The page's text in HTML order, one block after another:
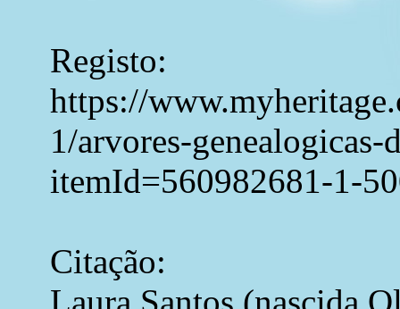
Registo:
https://
1/arvores-genealogicas-
itemId=560982681-1-
Citação:
Laura Santos (nascida